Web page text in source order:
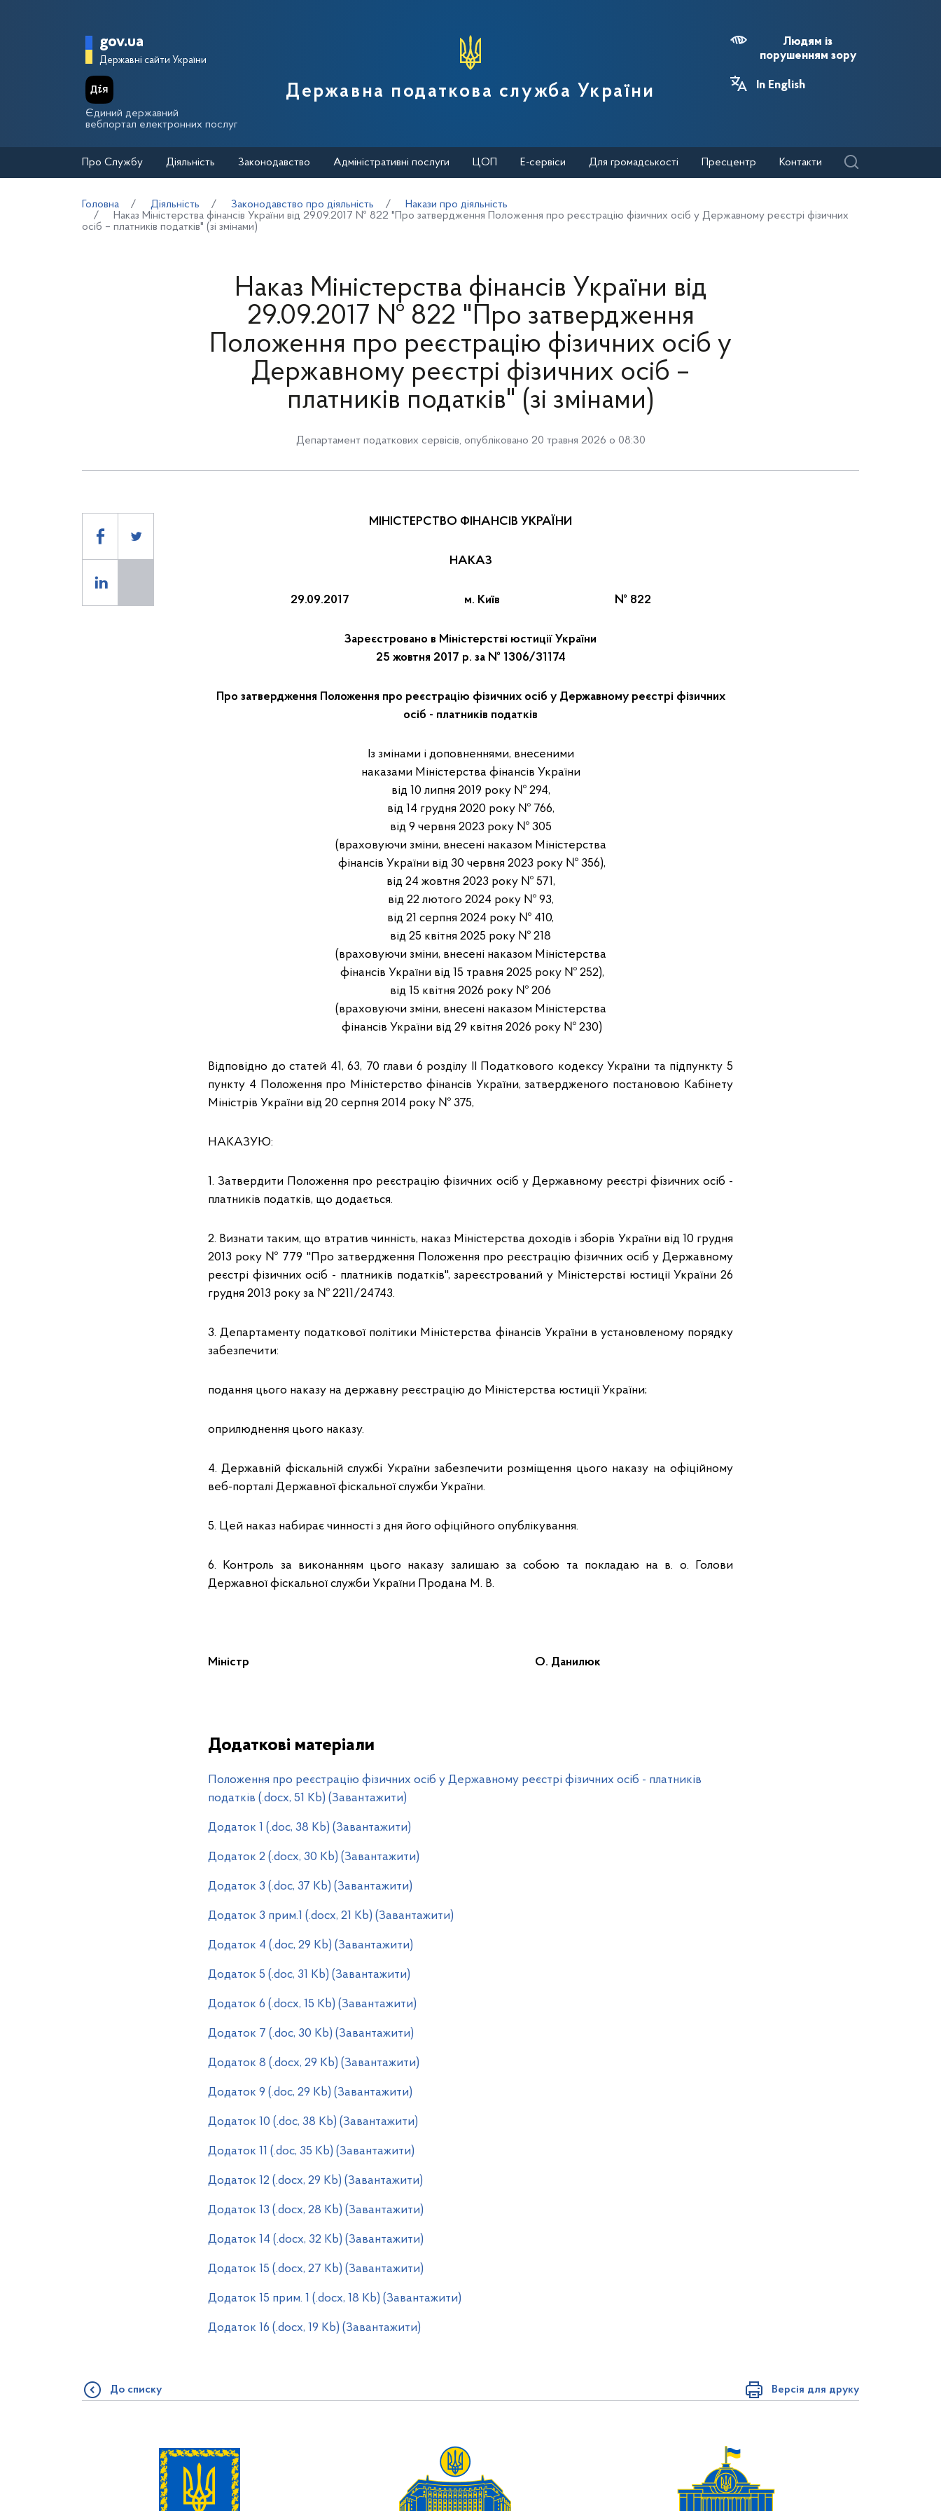
Головна сторінка Державної податкової служби України
gov.ua
Державні сайти України
Єдиний державний
вебпортал електронних послуг
Державна податкова служба України
Людям із
порушенням зору
In English
Про Службу Діяльність Законодавство Адміністративні послуги ЦОП Е-сервіси Для громадськості Пресцентр Контакти
Головна Діяльність Законодавство про діяльність
Накази про діяльність
Наказ Міністерства фінансів України від 29.09.2017 № 822 "Про затвердження Положення про реєстрацію фізичних осіб у Державному реєстрі фізичних
осіб – платників податків" (зі змінами)
Наказ Міністерства фінансів України від
29.09.2017 № 822 "Про затвердження
Положення про реєстрацію фізичних осіб у
Державному реєстрі фізичних осіб –
платників податків" (зі змінами)
Департамент податкових сервісів, опубліковано 20 травня 2026 о 08:30
МІНІСТЕРСТВО ФІНАНСІВ УКРАЇНИ
НАКАЗ
29.09.2017 м. Київ № 822
Зареєстровано в Міністерстві юстиції України
25 жовтня 2017 р. за № 1306/31174
Про затвердження Положення про реєстрацію фізичних осіб у Державному реєстрі фізичних
осіб - платників податків
Із змінами і доповненнями, внесеними
наказами Міністерства фінансів України
від 10 липня 2019 року № 294,
від 14 грудня 2020 року № 766,
від 9 червня 2023 року № 305
(враховуючи зміни, внесені наказом Міністерства
фінансів України від 30 червня 2023 року № 356),
від 24 жовтня 2023 року № 571,
від 22 лютого 2024 року № 93,
від 21 серпня 2024 року № 410,
від 25 квітня 2025 року № 218
(враховуючи зміни, внесені наказом Міністерства
фінансів України від 15 травня 2025 року № 252),
від 15 квітня 2026 року № 206
(враховуючи зміни, внесені наказом Міністерства
фінансів України від 29 квітня 2026 року № 230)
Відповідно до статей 41, 63, 70 глави 6 розділу II Податкового кодексу України та підпункту 5
пункту 4 Положення про Міністерство фінансів України, затвердженого постановою Кабінету
Міністрів України від 20 серпня 2014 року № 375,
НАКАЗУЮ:
1. Затвердити Положення про реєстрацію фізичних осіб у Державному реєстрі фізичних осіб -
платників податків, що додається.
2. Визнати таким, що втратив чинність, наказ Міністерства доходів і зборів України від 10 грудня
2013 року № 779 "Про затвердження Положення про реєстрацію фізичних осіб у Державному
реєстрі фізичних осіб - платників податків", зареєстрований у Міністерстві юстиції України 26
грудня 2013 року за № 2211/24743.
3. Департаменту податкової політики Міністерства фінансів України в установленому порядку
забезпечити:
подання цього наказу на державну реєстрацію до Міністерства юстиції України;
оприлюднення цього наказу.
4. Державній фіскальній службі України забезпечити розміщення цього наказу на офіційному
веб-порталі Державної фіскальної служби України.
5. Цей наказ набирає чинності з дня його офіційного опублікування.
6. Контроль за виконанням цього наказу залишаю за собою та покладаю на в. о. Голови
Державної фіскальної служби України Продана М. В.
Міністр О. Данилюк
Додаткові матеріали
Положення про реєстрацію фізичних осіб у Державному реєстрі фізичних осіб - платників
податків (.docx, 51 Kb) (Завантажити)
Додаток 1 (.doc, 38 Kb) (Завантажити)
Додаток 2 (.docx, 30 Kb) (Завантажити)
Додаток 3 (.doc, 37 Kb) (Завантажити)
Додаток 3 прим.1 (.docx, 21 Kb) (Завантажити)
Додаток 4 (.doc, 29 Kb) (Завантажити)
Додаток 5 (.doc, 31 Kb) (Завантажити)
Додаток 6 (.docx, 15 Kb) (Завантажити)
Додаток 7 (.doc, 30 Kb) (Завантажити)
Додаток 8 (.docx, 29 Kb) (Завантажити)
Додаток 9 (.doc, 29 Kb) (Завантажити)
Додаток 10 (.doc, 38 Kb) (Завантажити)
Додаток 11 (.doc, 35 Kb) (Завантажити)
Додаток 12 (.docx, 29 Kb) (Завантажити)
Додаток 13 (.docx, 28 Kb) (Завантажити)
Додаток 14 (.docx, 32 Kb) (Завантажити)
Додаток 15 (.docx, 27 Kb) (Завантажити)
Додаток 15 прим. 1 (.docx, 18 Kb) (Завантажити)
Додаток 16 (.docx, 19 Kb) (Завантажити)
Версія для друку
До списку